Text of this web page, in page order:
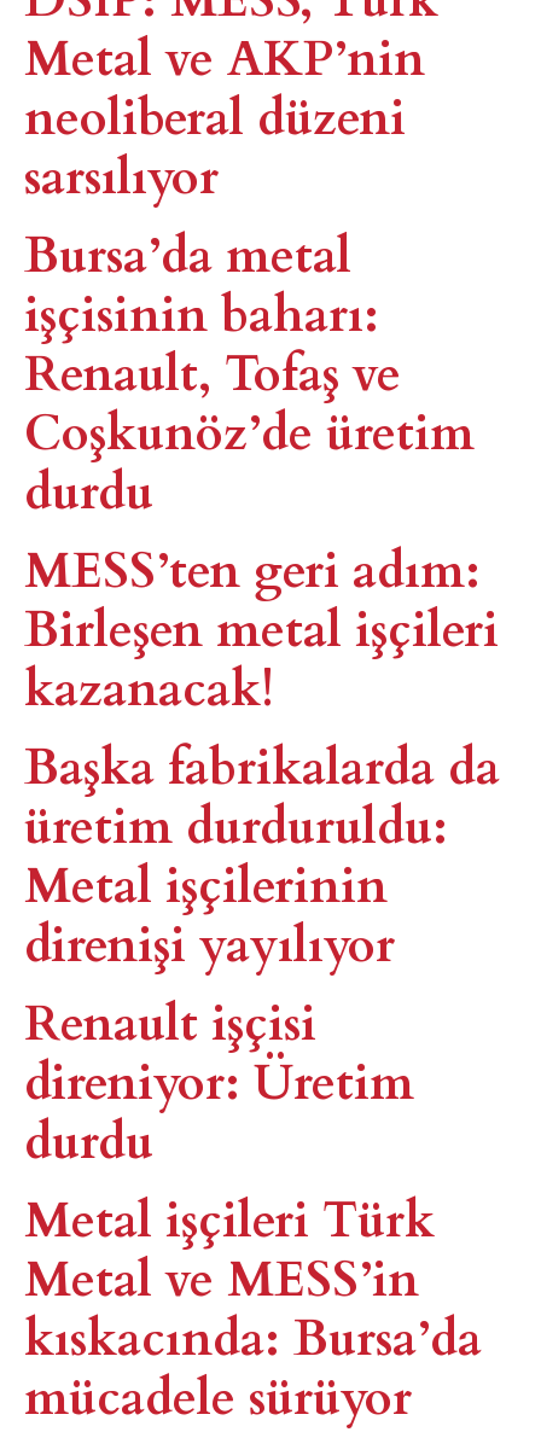
Metal ve AKP’nin
neoliberal düzeni
sarsılıyor
Bursa’da metal
işçisinin baharı:
Renault, Tofaş ve
Coşkunöz’de üretim
durdu
MESS’ten geri adım:
Birleşen metal işçileri
kazanacak!
Başka fabrikalarda da
üretim durduruldu:
Metal işçilerinin
direnişi yayılıyor
Renault işçisi
direniyor: Üretim
durdu
Metal işçileri Türk
Metal ve MESS’in
kıskacında: Bursa’da
mücadele sürüyor